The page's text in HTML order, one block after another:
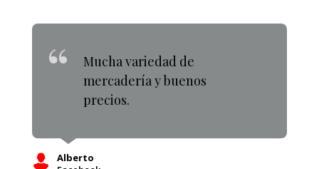
Mucha variedad de
mercadería y buenos
precios.
Alberto